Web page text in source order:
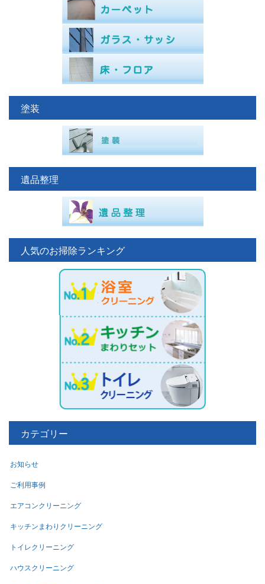
塗装
遺品整理
人気のお掃除ランキング
カテゴリー
お知らせ
ご利用事例
エアコンクリーニング
キッチンまわりクリーニング
トイレクリーニング
ハウスクリーニング